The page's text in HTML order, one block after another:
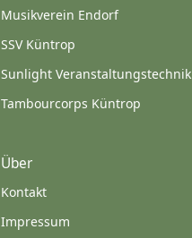
Musikverein Endorf
SSV Küntrop
Sunlight Veranstaltungstechnik
Tambourcorps Küntrop
Über
Kontakt
Impressum